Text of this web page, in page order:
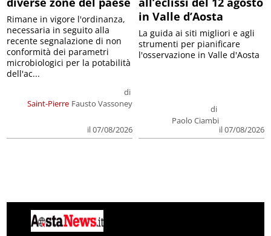
Saint-Pierre
di
Fausto Vassoney
il 07/08/2026
Rimane in vigore l'ordinanza,
necessaria in seguito alla
recente segnalazione di non
conformità dei parametri
microbiologici per la potabilità
dell'ac...
in Valle d’Aosta
di
Paolo Ciambi
il 07/08/2026
La guida ai siti migliori e agli
strumenti per pianificare
l'osservazione in Valle d'Aosta